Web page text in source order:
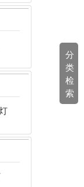
分
类
检
索